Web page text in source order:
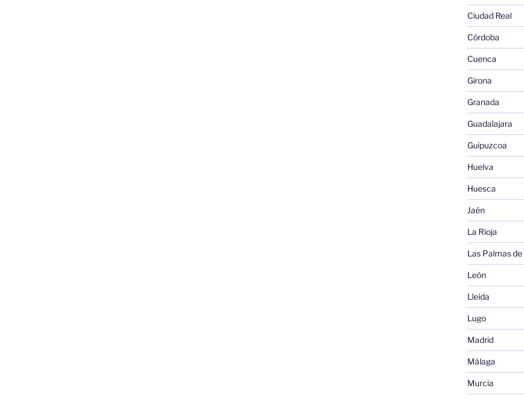
Ciudad Real
Córdoba
Cuenca
Girona
Granada
Guadalajara
Guipuzcoa
Huelva
Huesca
Jaén
La Rioja
Las Palmas
León
Lleida
Lugo
Madrid
Málaga
Murcia